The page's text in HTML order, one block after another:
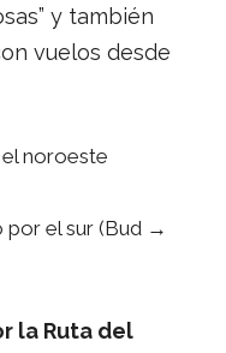
y también
vuelos desde
el noroeste
por el sur (Bud →
la Ruta del